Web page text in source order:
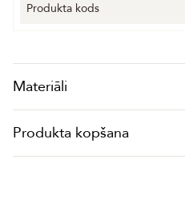
Produkta kods
Materiāli
Produkta kopšana